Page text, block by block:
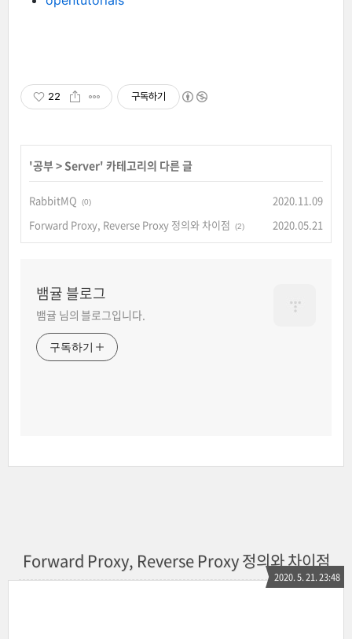
22 구독하기
'공부> Server' 카테고리의 다른 글
RabbitMQ (0)
2020.11.09
Forward Proxy, Reverse Proxy 정의와 차이점
(2) 2020.05.21
뱀귤 블로그
뱀귤 님의 블로그입니다.
구독하기
Forward Proxy, Reverse Proxy 정의와 차이점
2020. 5. 21. 23:48